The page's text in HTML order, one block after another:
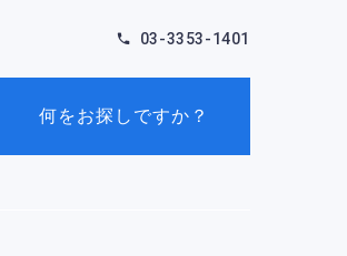
03-3353-1401
何をお探しですか？